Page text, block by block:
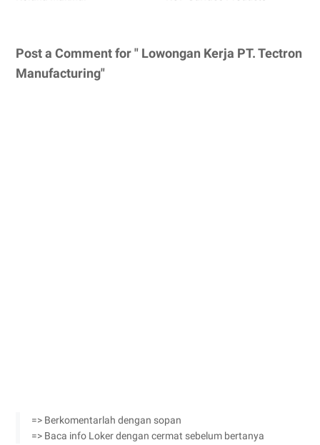
Post a Comment for " Lowongan Kerja PT. Tectron
Manufacturing"
=> Berkomentarlah dengan sopan
=> Baca info Loker dengan cermat sebelum bertanya